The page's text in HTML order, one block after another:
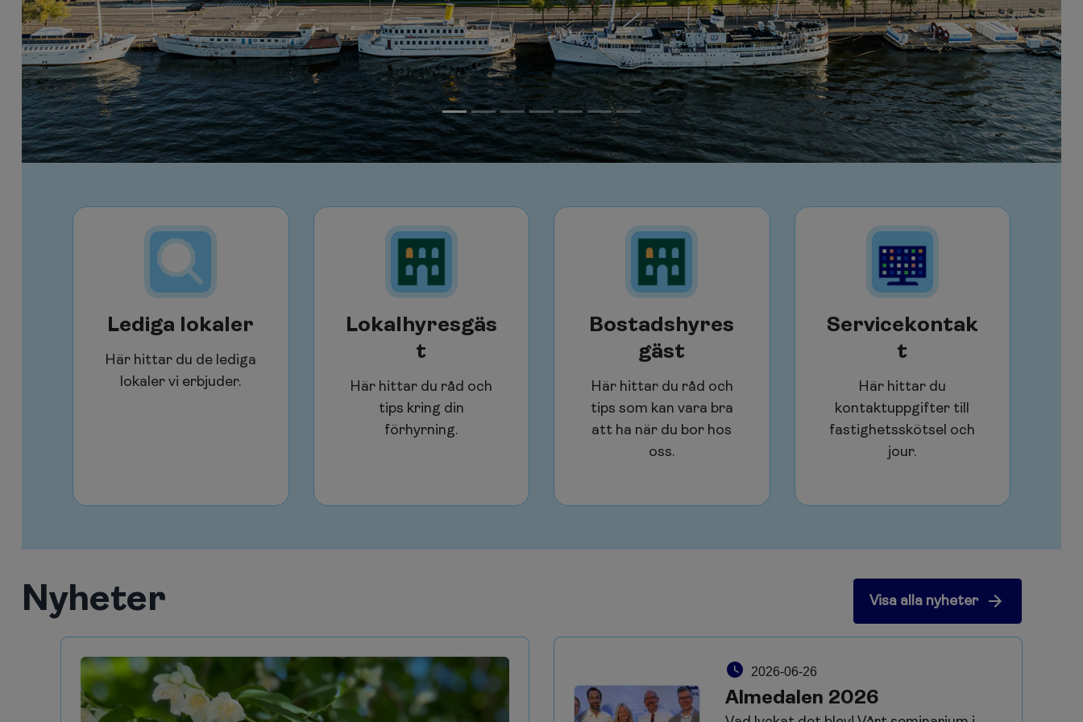
Lediga lokaler
Här hittar du de lediga
lokaler vi erbjuder.
Lokalhyresgäs
t
Här hittar du råd och
tips kring din
förhyrning.
Bostadshyres
gäst
Här hittar du råd och
tips som kan vara bra
att ha när du bor hos
oss.
Servicekontak
t
Här hittar du
kontaktuppgifter till
fastighetsskötsel och
jour.
Nyheter Visa alla nyheter
2026-06-26
Almedalen 2026